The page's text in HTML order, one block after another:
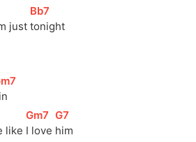
just
[Bb7
tonight
like
[
Gm7 ]
I love
[
G7
him